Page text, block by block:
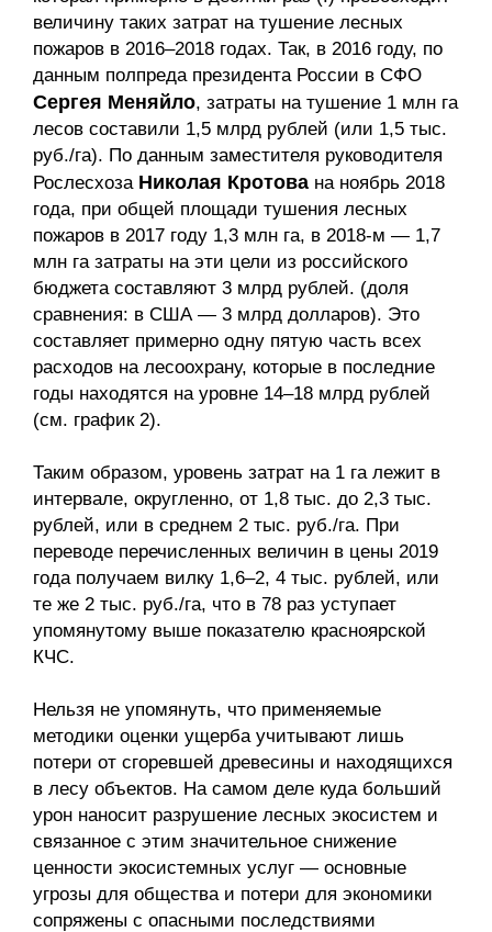
величину таких затрат на тушение лесных
пожаров в 2016–2018 годах. Так, в 2016 году, по
данным полпреда президента России в СФО
Сергея Меняйло, затраты на тушение 1 млн га
лесов составили 1,5 млрд рублей (или 1,5 тыс.
руб./га). По данным заместителя руководителя
Рослесхоза Николая Кротова на ноябрь 2018
года, при общей площади тушения лесных
пожаров в 2017 году 1,3 млн га, в 2018-м — 1,7
млн га затраты на эти цели из российского
бюджета составляют 3 млрд рублей. (доля
сравнения: в США — 3 млрд долларов). Это
составляет примерно одну пятую часть всех
расходов на лесоохрану, которые в последние
годы находятся на уровне 14–18 млрд рублей
(см. график 2).
Таким образом, уровень затрат на 1 га лежит в
интервале, округленно, от 1,8 тыс. до 2,3 тыс.
рублей, или в среднем 2 тыс. руб./га. При
переводе перечисленных величин в цены 2019
года получаем вилку 1,6–2, 4 тыс. рублей, или
те же 2 тыс. руб./га, что в 78 раз уступает
упомянутому выше показателю красноярской
КЧС.
Нельзя не упомянуть, что применяемые
методики оценки ущерба учитывают лишь
потери от сгоревшей древесины и находящихся
в лесу объектов. На самом деле куда больший
урон наносит разрушение лесных экосистем и
связанное с этим значительное снижение
ценности экосистемных услуг — основные
угрозы для общества и потери для экономики
сопряжены с опасными последствиями